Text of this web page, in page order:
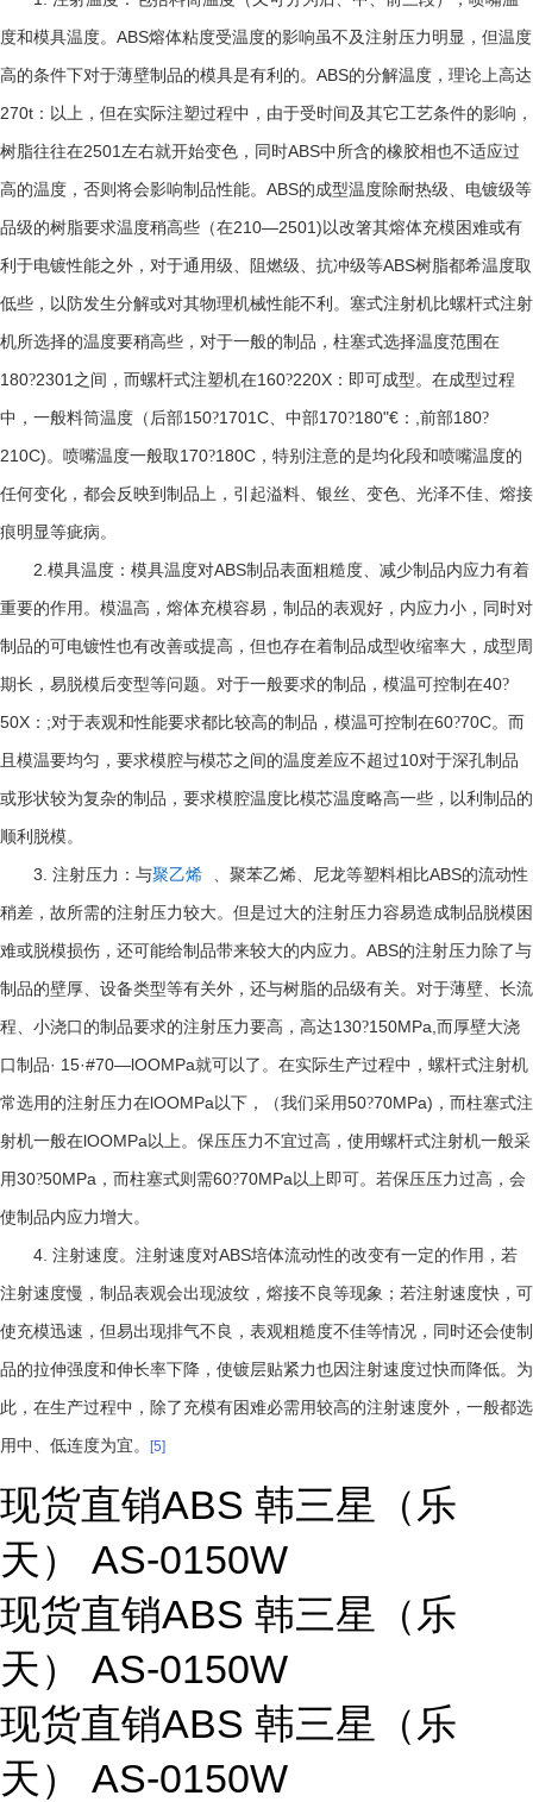
度和模具温度。 ABS熔体粘度受温度的影响虽不及注射压力明显，但温度
高的条件下对于薄壁制品的模具是有利的。 ABS的分解温度，理论上高达
270t ：以上，但在实际注塑过程中，由于受时间及其它工艺条件的影响，
树脂往往在2501 左右就开始变色，同时ABS中所含的橡胶相也不适应过
高的温度，否则将会影响制品性能。 ABS的成型温度除耐热级、电镀级等
品级的树脂要求温度稍高些（在210—2501) 以改箸其熔体充模困难或有
利于电镀性能之外，对于通用级、阻燃级、抗冲级等ABS树脂都希温度取
低些，以防发生分解或对其物理机械性能不利。塞式注射机比螺杆式注射
机所选择的温度要稍高些，对于一般的制品，柱塞式选择温度范围在
180?2301 之间，而螺杆式注塑机在160?220X ：即可成型。在成型过程
中，一般料筒温度（后部150?1701C、中部170?180"€ ： 前部180?
210C)。喷嘴温度一般取 170?180C ，特别注意的是均化段和喷嘴温度的
任何变化，都会反映到制品上，引起溢料、银丝、变色、光泽不佳、熔接
痕明显等疵病。
2. 模具温度：模具温度对ABS制品表面粗糙度、减少制品内应力有着
重要的作用。模温高，熔体充模容易，制品的表观好，内应力小，同时对
制品的可电镀性也有改善或提高，但也存在着制品成型收缩率大，成型周
期长，易脱模后变型等问题。对于一般要求的制品，模温可控制在40?
50X ： ;对于表观和性能要求都比较高的制品，模温可控制在60?70C。而
且模温要均匀，要求模腔与模芯之间的温度差应不超过10对于深孔制品
或形状较为复杂的制品，要求模腔温度比模芯温度略高一些，以利制品的
顺利脱模。
3. 注射压力：与聚乙烯 、聚苯乙烯、尼龙等塑料相比ABS的流动性
稍差，故所需的注射压力较大。但是过大的注射压力容易造成制品脱模困
难或脱模损伤，还可能给制品带来较大的内应力。 ABS的注射压力除了与
制品的壁厚、设备类型等有关外，还与树脂的品级有关。对于薄壁、长流
程、小浇口的制品要求的注射压力要高，高达130?150MPa, 而厚壁大浇
口制品· 15·#70—lOOMPa就可以了。在实际生产过程中，螺杆式注射机
常选用的注射压力在lOOMPa 以下，（我们采用50?70MPa) ，而柱塞式注
射机一般在lOOMPa 以上。保压压力不宜过高，使用螺杆式注射机一般采
用30?50MPa ，而柱塞式则需60?70MPa 以上即可。若保压压力过高，会
使制品内应力增大。
4. 注射速度。注射速度对ABS培体流动性的改变有一定的作用，若
注射速度慢，制品表观会出现波纹，熔接不良等现象；若注射速度快，可
使充模迅速，但易出现排气不良，表观粗糙度不佳等情况，同时还会使制
品的拉伸强度和伸长率下降，使镀层贴紧力也因注射速度过快而降低。为
此，在生产过程中，除了充模有困难必需用较高的注射速度外，一般都选
用中、低连度为宜。 [5]
现货直销ABS 韩三星（乐
天） AS-0150W
现货直销ABS 韩三星（乐
天） AS-0150W
现货直销ABS 韩三星（乐
天） AS-0150W